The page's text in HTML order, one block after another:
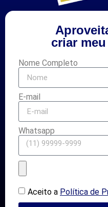
criar
Nome Completo
E-mail
Whatsapp
Aceito a Política de